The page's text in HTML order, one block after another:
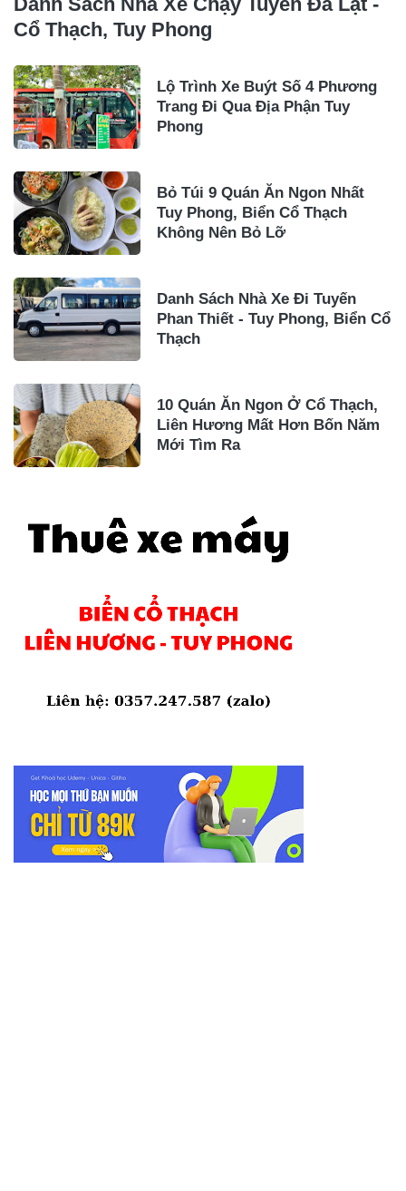
Cổ Thạch, Tuy Phong
Lộ Trình Xe Buýt Số 4 Phương
Trang Đi Qua Địa Phận Tuy
Phong
Bỏ Túi 9 Quán Ăn Ngon Nhất
Tuy Phong, Biển Cổ Thạch
Không Nên Bỏ Lỡ
Danh Sách Nhà Xe Đi Tuyến
Phan Thiết - Tuy Phong, Biển Cổ
Thạch
10 Quán Ăn Ngon Ở Cổ Thạch,
Liên Hương Mất Hơn Bốn Năm
Mới Tìm Ra